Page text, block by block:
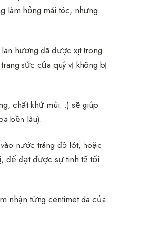
làm hỏng mái tóc, nhưng
hương đã được xịt trong
sức của quý vị không bị
chất khử mùi…) sẽ giúp
bền lâu).
nước tráng đồ lót, hoặc
để đạt được sự tinh tế tối
nhận từng centimet da của